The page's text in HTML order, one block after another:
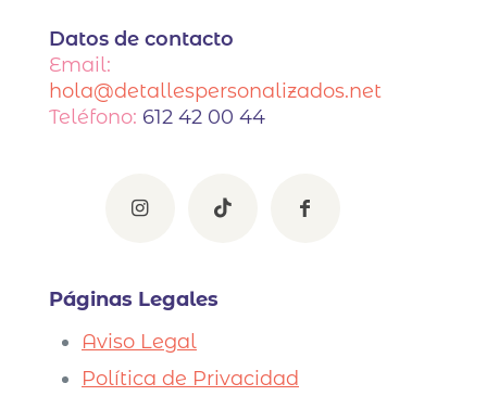
Datos de contacto
Email:
hola@detallespersonalizados.net
Teléfono: 612 42 00 44
Páginas Legales
Aviso Legal
Política de Privacidad